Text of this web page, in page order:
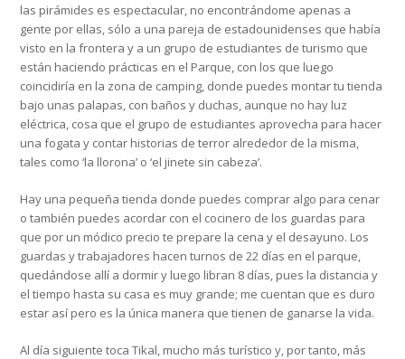
las pirámides es espectacular, no encontrándome apenas a
gente por ellas, sólo a una pareja de estadounidenses que había
visto en la frontera y a un grupo de estudiantes de turismo que
están haciendo prácticas en el Parque, con los que luego
coincidiría en la zona de camping, donde puedes montar tu tienda
bajo unas palapas, con baños y duchas, aunque no hay luz
eléctrica, cosa que el grupo de estudiantes aprovecha para hacer
una fogata y contar historias de terror alrededor de la misma,
tales como ‘la llorona’ o ‘el jinete sin cabeza’.
Hay una pequeña tienda donde puedes comprar algo para cenar
o también puedes acordar con el cocinero de los guardas para
que por un módico precio te prepare la cena y el desayuno. Los
guardas y trabajadores hacen turnos de 22 días en el parque,
quedándose allí a dormir y luego libran 8 días, pues la distancia y
el tiempo hasta su casa es muy grande; me cuentan que es duro
estar así pero es la única manera que tienen de ganarse la vida.
Al día siguiente toca Tikal, mucho más turístico y, por tanto, más